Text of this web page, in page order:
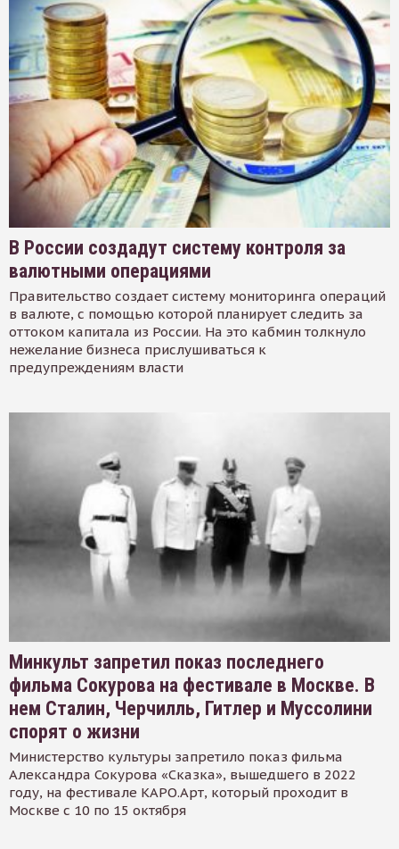
В России создадут систему контроля за
валютными операциями
Правительство создает систему мониторинга операций
в валюте, с помощью которой планирует следить за
оттоком капитала из России. На это кабмин толкнуло
нежелание бизнеса прислушиваться к
предупреждениям власти
Минкульт запретил показ последнего
фильма Сокурова на фестивале в Москве. В
нем Сталин, Черчилль, Гитлер и Муссолини
спорят о жизни
Министерство культуры запретило показ фильма
Александра Сокурова «Сказка», вышедшего в 2022
году, на фестивале КАРО.Арт, который проходит в
Москве с 10 по 15 октября